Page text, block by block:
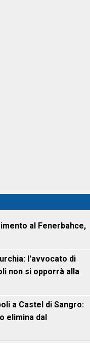
al Fenerbahce,
l'avvocato di
non si opporrà alla
a Castel di Sangro:
elimina dal